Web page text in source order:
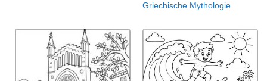
Griechische Mythologie